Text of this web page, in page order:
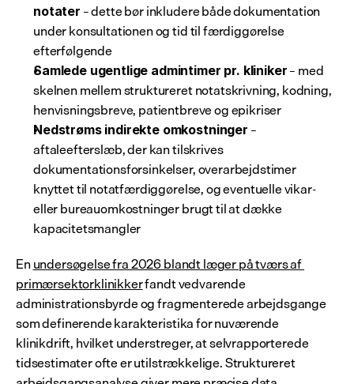
notater – dette bør inkludere både dokumentation
under konsultationen og tid til færdiggørelse
efterfølgende
Samlede ugentlige admintimer pr. kliniker – med
skelnen mellem struktureret notatskrivning, kodning,
henvisningsbreve, patientbreve og epikriser
Nedstrøms indirekte omkostninger –
aftaleefterslæb, der kan tilskrives
dokumentationsforsinkelser, overarbejdstimer
knyttet til notatfærdiggørelse, og eventuelle vikar-
eller bureauomkostninger brugt til at dække
kapacitetsmangler
En undersøgelse fra 2026 blandt læger på tværs af
primærsektorklinikker fandt vedvarende
administrationsbyrde og fragmenterede arbejdsgange
som definerende karakteristika for nuværende
klinikdrift, hvilket understreger, at selvrapporterede
tidsestimater ofte er utilstrækkelige. Struktureret